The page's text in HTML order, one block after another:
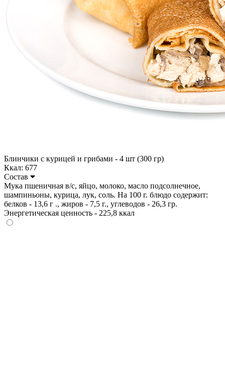
Блинчики с курицей и грибами - 4 шт (300 гр)
Ккал: 677
Состав
Мука пшеничная в/с, яйцо, молоко, масло подсолнечное,
шампиньоны, курица, лук, соль. На 100 г. блюдо содержит:
белков - 13,6 г ., жиров - 7,5 г., углеводов - 26,3 гр.
Энергетическая ценность - 225,8 ккал